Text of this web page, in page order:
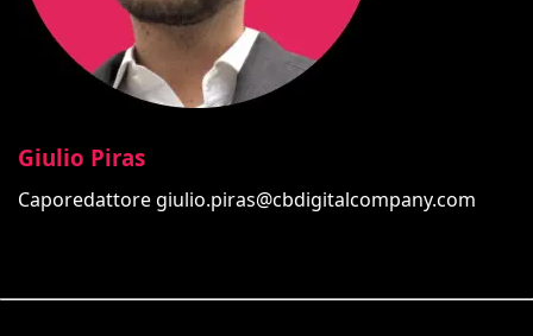
Giulio Piras
Caporedattoregiulio.piras@cbdigitalcompany.com